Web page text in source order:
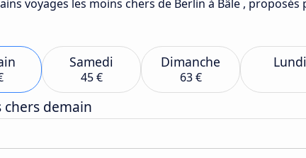
voyages les moins chers de Berlin à Bâle ,
Samedi
45 €
Dimanche
63 €
Lundi
chers demain